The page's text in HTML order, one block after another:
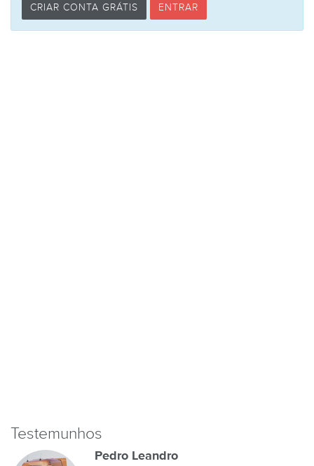
CRIAR CONTA GRÁTIS ENTRAR
Testemunhos
Pedro Leandro